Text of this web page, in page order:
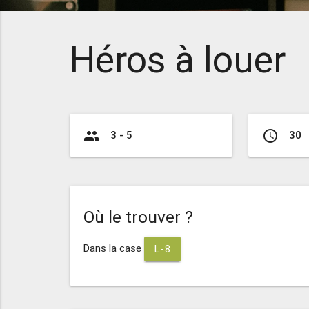
Héros à louer
group 3 - 5 access_time 30
Où le trouver ?
Dans la case L-8